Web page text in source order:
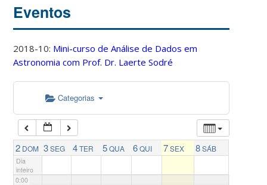
Eventos
2018-10: Mini-curso de Análise de Dados em
Astronomia com Prof. Dr. Laerte Sodré
Categorias
2 DOM 3SEG 4TER 5QUA 6QUI 7SEX 8SÁB
Dia
inteiro
0:00